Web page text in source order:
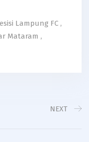
Lampung FC ,
Mataram ,
NEXT